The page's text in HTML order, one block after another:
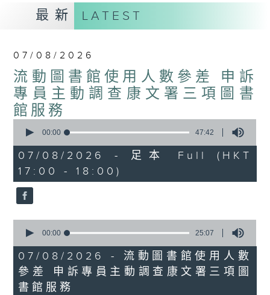
香港電台公共事務組
讚好Like「
RTHK 香港電台公共事務組
Facebook專頁
最新 LATEST
07/08/2026
流動圖書館使用人數參差 申訴
專員主動調查康文署三項圖書
館服務
seconds
47
minutes,
42
seconds
00:00 47:42
07/08/2026 - 足本 Full (HKT
17:00 - 18:00)
seconds
25
minutes,
7
seconds
00:00 25:07
07/08/2026 - 流動圖書館使用人數
參差 申訴專員主動調查康文署三項圖
書館服務